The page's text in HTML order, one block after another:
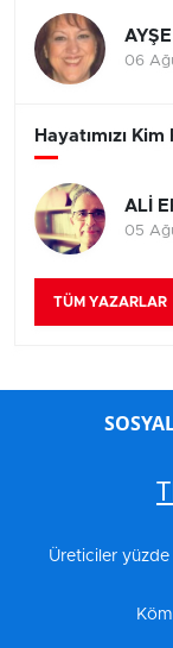
06
Hayatımızı
ALİ
05
TÜM YAZARLAR
Üreticiler